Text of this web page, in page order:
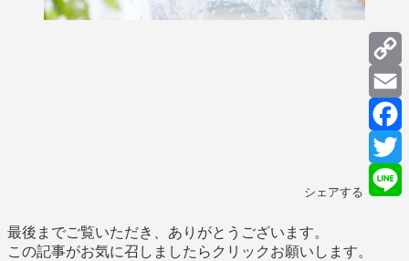
シェアする
最後までご覧いただき、ありがとうございます。
この記事がお気に召しましたらクリックお願いします。